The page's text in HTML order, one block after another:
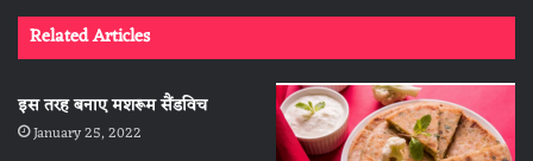
Related Articles
इस तरह बनाए मशरूम सैंडविच
January 25, 2022